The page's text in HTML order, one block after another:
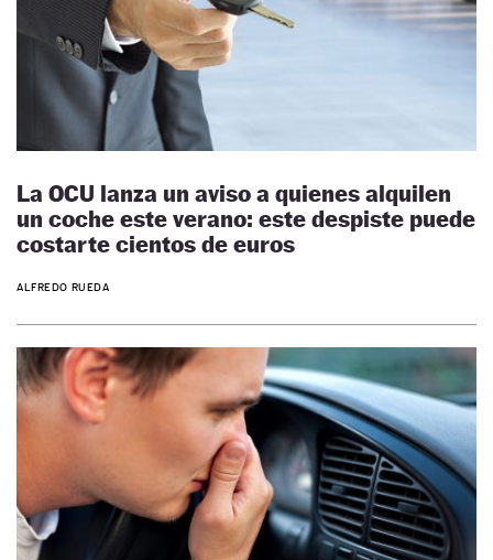
La OCU lanza un aviso a quienes alquilen
un coche este verano: este despiste puede
costarte cientos de euros
ALFREDO RUEDA